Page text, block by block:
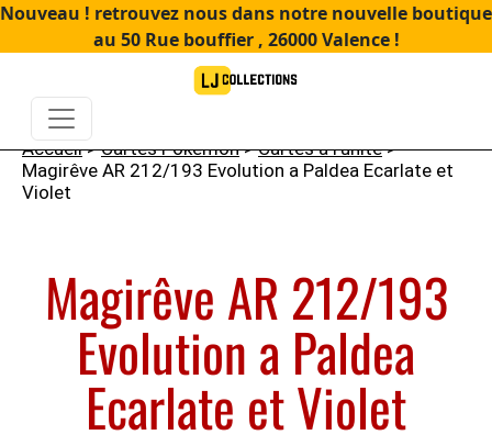
Nouveau ! retrouvez nous dans notre nouvelle boutique
au 50 Rue bouffier , 26000 Valence !
Accueil>Cartes Pokémon>Cartes à l'unité>
Magirêve AR 212/193 Evolution a Paldea Ecarlate et
Violet
Magirêve AR 212/193
Evolution a Paldea
Ecarlate et Violet